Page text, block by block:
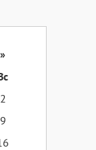
»
2
9